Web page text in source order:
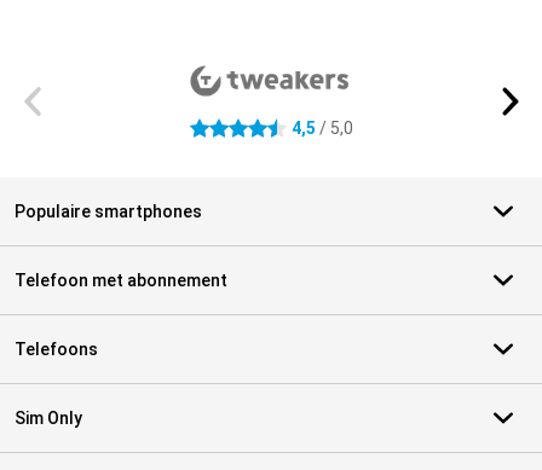
4.5 sterren 4,5 / 5,0
Populaire smartphones
Telefoon met abonnement
Telefoons
Sim Only